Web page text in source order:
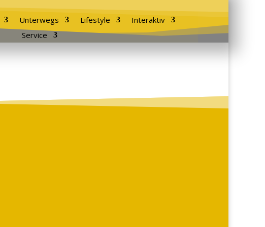
Unterwegs Lifestyle
Interaktiv
Service